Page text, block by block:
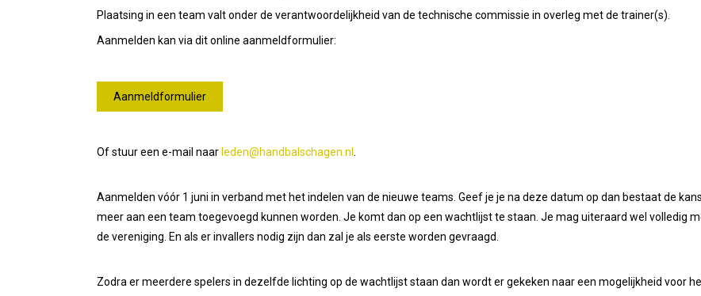
Plaatsing in een team valt onder de verantwoordelijkheid van de technische commissie in overleg met de trainer(s).
Aanmelden kan via dit online aanmeldformulier:
Aanmeldformulier
Of stuur een e-mail naar leden@handbalschagen.nl .
Aanmelden vóór 1 juni in verband met het indelen van de nieuwe teams. Geef je je na deze datum op dan bestaat de
meer aan een team toegevoegd kunnen worden. Je komt dan op een wachtlijst te staan. Je mag uiteraard wel volledig
de vereniging. En als er invallers nodig zijn dan zal je als eerste worden gevraagd.
Zodra er meerdere spelers in dezelfde lichting op de wachtlijst staan dan wordt er gekeken naar een mogelijkheid voor